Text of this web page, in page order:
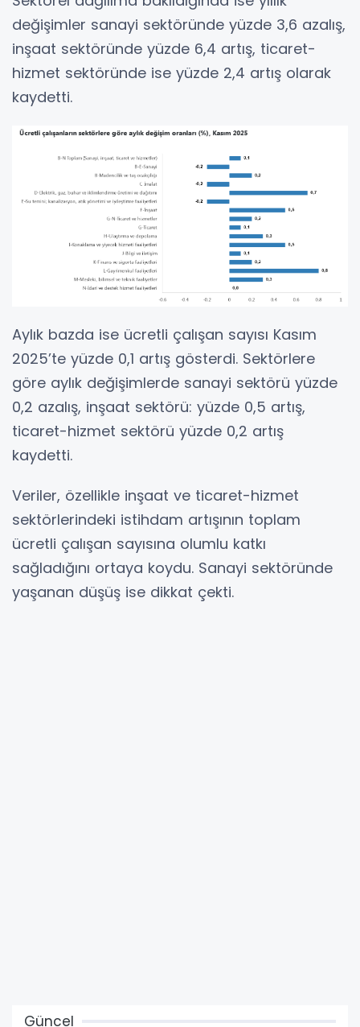
değişimler sanayi sektöründe yüzde 3,6 azalış,
inşaat sektöründe yüzde 6,4 artış, ticaret-
hizmet sektöründe ise yüzde 2,4 artış olarak
kaydetti.
Aylık bazda ise ücretli çalışan sayısı Kasım
2025’te yüzde 0,1 artış gösterdi. Sektörlere
göre aylık değişimlerde sanayi sektörü yüzde
0,2 azalış, inşaat sektörü: yüzde 0,5 artış,
ticaret-hizmet sektörü yüzde 0,2 artış
kaydetti.
Veriler, özellikle inşaat ve ticaret-hizmet
sektörlerindeki istihdam artışının toplam
ücretli çalışan sayısına olumlu katkı
sağladığını ortaya koydu. Sanayi sektöründe
yaşanan düşüş ise dikkat çekti.
Güncel